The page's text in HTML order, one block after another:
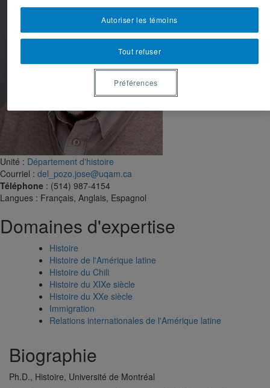
Unité : Département d'histoire
Courriel : del_pozo.jose@uqam.ca
Téléphone : (514) 987-4154
Langues : Français, Anglais, Espagnol
Domaines d'expertise
Histoire
Histoire de l'Amérique latine
Histoire du Chili
Histoire du XIXe siècle
Histoire du XXe siècle
Immigration
Relations internationales de l'Amérique latine
Biographie
Ph.D., Histoire, Université de Montréal
Tout refuser
Autoriser les témoins
Préférences